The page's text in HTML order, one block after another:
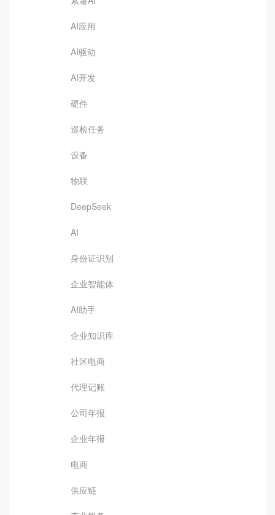
AI应用
AI驱动
AI开发
硬件
巡检任务
设备
物联
DeepSeek
AI
身份证识别
企业智能体
AI助手
企业知识库
社区电商
代理记账
公司年报
企业年报
电商
供应链